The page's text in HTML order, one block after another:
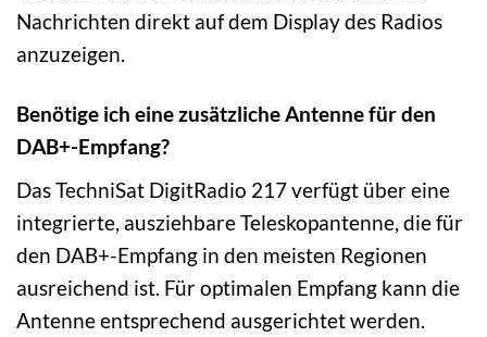
Nachrichten direkt auf dem Display des Radios
anzuzeigen.
Benötige ich eine zusätzliche Antenne für den
DAB+-Empfang?
Das TechniSat DigitRadio 217 verfügt über eine
integrierte, ausziehbare Teleskopantenne, die für
den DAB+-Empfang in den meisten Regionen
ausreichend ist. Für optimalen Empfang kann die
Antenne entsprechend ausgerichtet werden.